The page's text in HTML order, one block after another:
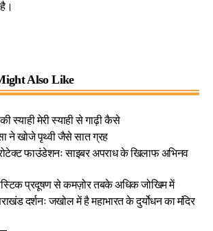
Also Like
स्याही मेरी स्याही से गाढ़ी कैसे
ने खोजे पृथ्वी जैसे सात ग्रह
फाउंडेशनः साइबर अपराध के खिलाफ अभिनव
प्रदूषण से कमज़ोर तबके अधिक जोखिम में
दर्शनः जखोल में है महाभारत के दुर्योधन का मंदिर